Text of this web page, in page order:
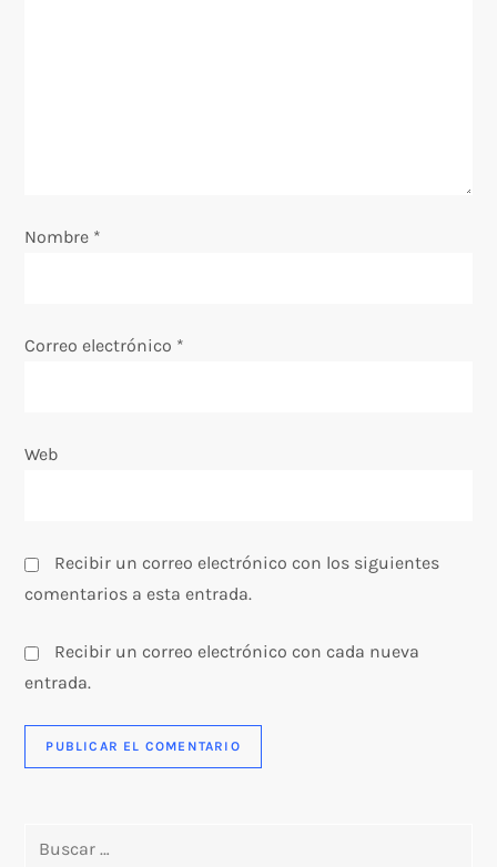
e
t
a
a
s
Nombre *
Correo electrónico *
Web
Recibir un correo electrónico con los siguientes
comentarios a esta entrada.
Recibir un correo electrónico con cada nueva
entrada.